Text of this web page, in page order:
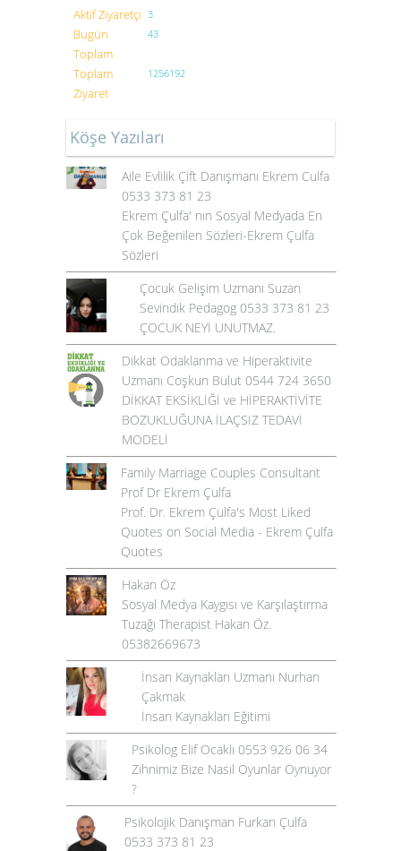
Aktif Ziyaretçi 3
Bugün
Toplam
43
Toplam
Ziyaret
1256192
Köşe Yazıları
Aile Evlilik Çift Danışmanı Ekrem Culfa
0533 373 81 23
Ekrem Çulfa' nın Sosyal Medyada En
Çok Beğenilen Sözleri-Ekrem Çulfa
Sözleri
Çocuk Gelişim Uzmanı Suzan
Sevindik Pedagog 0533 373 81 23
ÇOCUK NEYİ UNUTMAZ.
Dikkat Odaklanma ve Hiperaktivite
Uzmanı Coşkun Bulut 0544 724 3650
DİKKAT EKSİKLİĞİ ve HİPERAKTİVİTE
BOZUKLUĞUNA İLAÇSIZ TEDAVİ
MODELİ
Family Marriage Couples Consultant
Prof Dr Ekrem Çulfa
Prof. Dr. Ekrem Çulfa's Most Liked
Quotes on Social Media - Ekrem Çulfa
Quotes
Hakan Öz
Sosyal Medya Kaygısı ve Karşılaştırma
Tuzağı Therapist Hakan Öz.
05382669673
İnsan Kaynakları Uzmanı Nurhan
Çakmak
İnsan Kaynakları Eğitimi
Psikolog Elif Ocaklı 0553 926 06 34
Zihnimiz Bize Nasıl Oyunlar Oynuyor
?
Psikolojik Danışman Furkan Çulfa
0533 373 81 23